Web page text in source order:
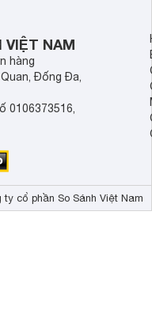
VIỆT NAM
hàng
Đống Đa,
0106373516,
cổ phần So Sánh Việt Nam